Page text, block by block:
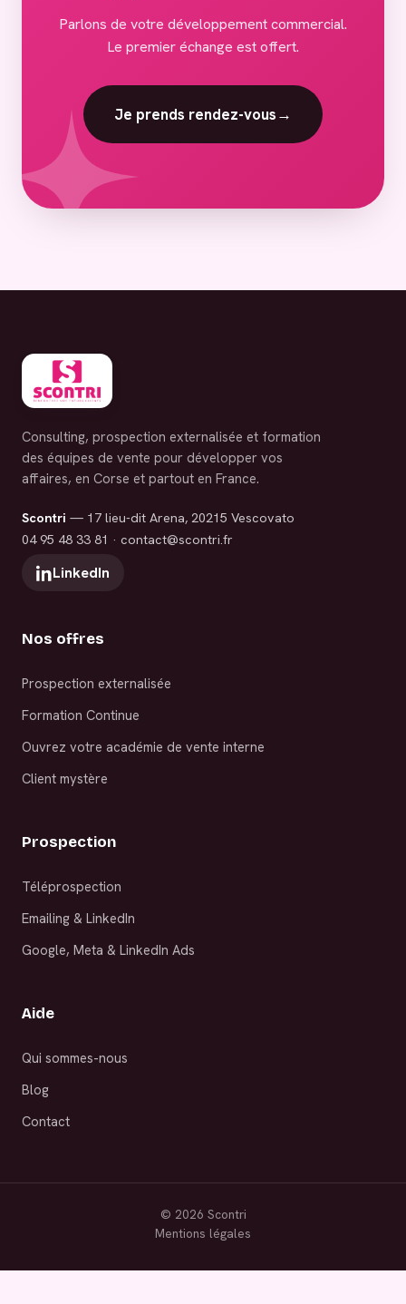
Parlons de votre développement commercial.
Le premier échange est offert.
Je prends rendez-vous→
Consulting, prospection externalisée et formation
des équipes de vente pour développer vos
affaires, en Corse et partout en France.
Scontri — 17 lieu-dit Arena, 20215 Vescovato
04 95 48 33 81 · contact@scontri.fr
LinkedIn
Nos offres
Prospection externalisée
Formation Continue
Ouvrez votre académie de vente interne
Client mystère
Prospection
Téléprospection
Emailing & LinkedIn
Google, Meta & LinkedIn Ads
Aide
Qui sommes-nous
Blog
Contact
© 2026 Scontri
Mentions légales